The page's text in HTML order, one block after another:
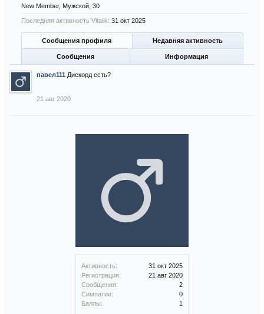
Активность:
31 окт 2025
Регистрация:
21 авг 2020
Сообщения:
2
Симпатии:
0
Баллы:
1
New Member, Мужской, 30
Последняя активность Vitalik: 31 окт 2025
Сообщения профиля Недавняя активность
Сообщения Информация
павел111 Дискорд есть?
21 авг 2020